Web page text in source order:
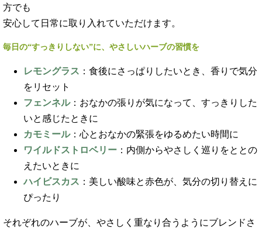
方でも
安心して日常に取り入れていただけます。
毎日の“すっきりしない”に、やさしいハーブの習慣を
レモングラス ：食後にさっぱりしたいとき、香りで気分
をリセット
フェンネル：おなかの張りが気になって、すっきりした
いと感じたときに
カモミール：心とおなかの緊張をゆるめたい時間に
ワイルドストロベリー ：内側からやさしく巡りをととの
えたいときに
ハイビスカス ：美しい酸味と赤色が、気分の切り替えに
ぴったり
それぞれのハーブが、やさしく重なり合うようにブレンドさ